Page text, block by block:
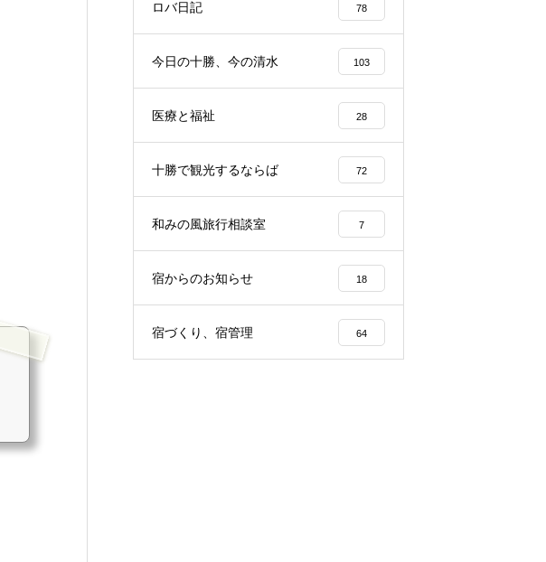
？ だけじゃない十
「リトリートできた気がします」とお客様の
声、その理由は…？
北海道上士幌町こども園 ほろんが保育
園留学で注目される理由とは？
ロバ日記 78
今日の十勝、今の清水 103
医療と福祉 28
十勝で観光するならば 72
和みの風旅行相談室 7
宿からのお知らせ 18
宿づくり、宿管理 64